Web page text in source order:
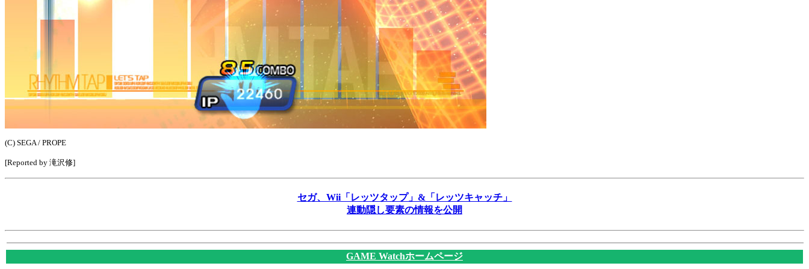
(C) SEGA / PROPE
[Reported by 滝沢修]
セガ、Wii「レッツタップ」&「レッツキャッチ」
連動隠し要素の情報を公開
GAME Watchホームページ